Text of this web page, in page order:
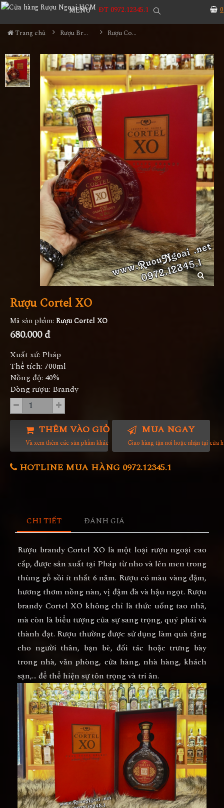
0
MENU ĐT 0972.12345.1
Trang chủ Rượu Brandy Rượu Cortel XO
Rượu Cortel XO
Mã sản phẩm: Rượu Cortel XO
680.000 đ
Xuất xứ: Pháp
Thể tích: 700ml
Nồng độ: 40%
Dòng rượu: Brandy
THÊM VÀO GIỎ HÀNG
Và xem thêm các sản phẩm khác
MUA NGAY
Giao hàng tận nơi hoặc nhận tại cửa
HOTLINE MUA HÀNG 0972.12345.1
CHI TIẾT ĐÁNH GIÁ
Rượu brandy Cortel XO là một loại rượu ngoại cao
cấp, được sản xuất tại Pháp từ nho và lên men trong
thùng gỗ sồi ít nhất 6 năm. Rượu có màu vàng đậm,
hương thơm nồng nàn, vị đậm đà và hậu ngọt. Rượu
brandy Cortel XO không chỉ là thức uống tao nhã,
mà còn là biểu tượng của sự sang trọng, quý phái và
thành đạt. Rượu thường được sử dụng làm quà tặng
cho người thân, bạn bè, đối tác hoặc trưng bày
trong nhà, văn phòng, cửa hàng, nhà hàng, khách
sạn,… để thể hiện sự tôn trọng và tri ân.